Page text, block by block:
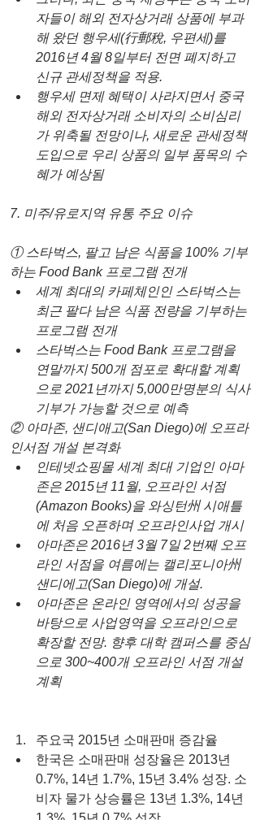
자들이 해외 전자상거래 상품에 부과
해 왔던 행우세(行郵稅, 우편세)를
2016년 4월 8일부터 전면 폐지하고
신규 관세정책을 적용.
행우세 면제 혜택이 사라지면서 중국
해외 전자상거래 소비자의 소비심리
가 위축될 전망이나, 새로운 관세정책
도입으로 우리 상품의 일부 품목의 수
혜가 예상됨
7. 미주/유로지역 유통 주요 이슈
① 스타벅스, 팔고 남은 식품을 100% 기부
하는 Food Bank 프로그램 전개
세계 최대의 카페체인인 스타벅스는
최근 팔다 남은 식품 전량을 기부하는
프로그램 전개
스타벅스는 Food Bank 프로그램을
연말까지 500개 점포로 확대할 계획
으로 2021년까지 5,000만명분의 식사
기부가 가능할 것으로 예측
② 아마존, 샌디애고(San Diego)에 오프라
인서점 개설 본격화
인테넷쇼핑몰 세계 최대 기업인 아마
존은 2015년 11월, 오프라인 서점
(Amazon Books)을 와싱턴州 시애틀
에 처음 오픈하며 오프라인사업 개시
아마존은 2016년 3월 7일 2번째 오프
라인 서점을 여름에는 캘리포니아州
샌디에고(San Diego)에 개설.
아마존은 온라인 영역에서의 성공을
바탕으로 사업영역을 오프라인으로
확장할 전망. 향후 대학 캠퍼스를 중심
으로 300~400개 오프라인 서점 개설
계획
주요국 2015년 소매판매 증감율
한국은 소매판매 성장율은 2013년
0.7%, 14년 1.7%, 15년 3.4% 성장. 소
비자 물가 상승률은 13년 1.3%, 14년